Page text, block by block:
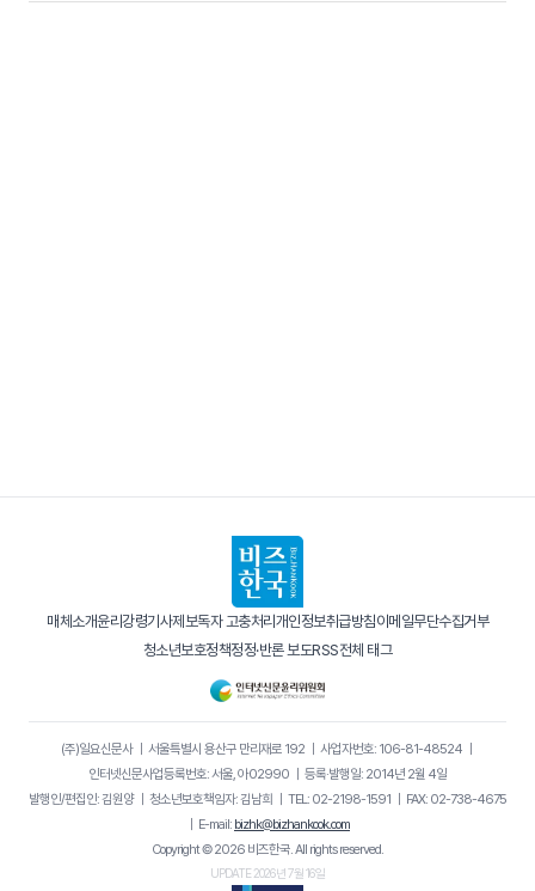
매체소개윤리강령기사제보독자 고충처리 개인정보취급방침이메일무단수집거부
청소년보호정책정정·반론 보도RSS전체 태그
(주)일요신문사｜ 서울특별시 용산구 만리재로 192｜ 사업자번호: 106-81-48524｜
인터넷신문사업등록번호: 서울, 아02990
등록·발행일: 2014년 2월 4일
발행인/편집인: 김원양｜ 청소년보호책임자: 김남희 TEL: 02-2198-1591
FAX: 02-738-4675
E-mail: bizhk@bizhankook.com
Copyright © 2026 비즈한국. All rights reserved.
UPDATE 2026년 7월 16일